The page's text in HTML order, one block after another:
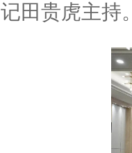
记田贵虎主持